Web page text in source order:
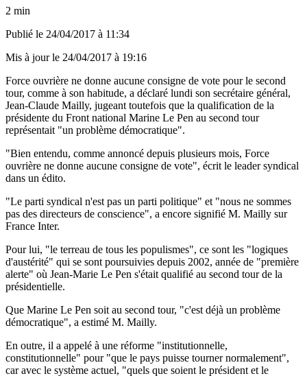
2 min
Publié le 24/04/2017 à 11:34
Mis à jour le 24/04/2017 à 19:16
Force ouvrière ne donne aucune consigne de vote pour le second
tour, comme à son habitude, a déclaré lundi son secrétaire général,
Jean-Claude Mailly, jugeant toutefois que la qualification de la
présidente du Front national Marine Le Pen au second tour
représentait "un problème démocratique".
"Bien entendu, comme annoncé depuis plusieurs mois, Force
ouvrière ne donne aucune consigne de vote", écrit le leader syndical
dans un édito.
"Le parti syndical n'est pas un parti politique" et "nous ne sommes
pas des directeurs de conscience", a encore signifié M. Mailly sur
France Inter.
Pour lui, "le terreau de tous les populismes", ce sont les "logiques
d'austérité" qui se sont poursuivies depuis 2002, année de "première
alerte" où Jean-Marie Le Pen s'était qualifié au second tour de la
présidentielle.
Que Marine Le Pen soit au second tour, "c'est déjà un problème
démocratique", a estimé M. Mailly.
En outre, il a appelé à une réforme "institutionnelle,
constitutionnelle" pour "que le pays puisse tourner normalement",
car avec le système actuel, "quels que soient le président et le